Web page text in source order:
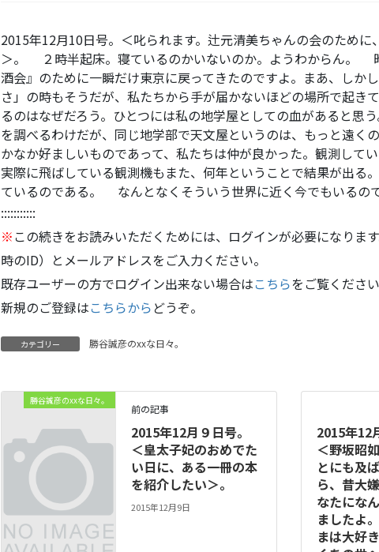
2015年12月10日号。＜叱られます。辻元清美ちゃんの会のため
＞。 ２時半起床。寝ているのかいないのか。ようわからん。
酒会』のために一瞬だけ東京に戻ってきたのですよ。まあ、し
さ」の時もそうだが、私たちから手が届かないほどの場所で起き
るのはなぜだろう。ひとつには私の地学屋としての血があると思
を調べるわけだが、同じ地学部で天文屋というのは、もっと遠く
かなか好ましいものであって、私たちは仲が良かった。観測して
実際に飛ばしている観測機もまた、何年ということで結果が出る
ているのである。 なんとなくそういう世界に近く今でもいるの
:::::::::::
※ この続きをお読みいただくためには、ログインが必要になりま
時のID）とメールアドレスをご入力ください。
既存ユーザーの方でログイン出来ない場合はこちらをご覧ください
新規のご登録はこちらから どうぞ。
カテゴリー 勝谷誠彦のxxな日々。
勝谷誠彦のxxな日々。
前の記事
2015年12月９日号。
＜皇太子妃のおめでた
い日に、ある一冊の本
を紹介したい＞。
2015年12月9日
2015年12
＜野坂昭
とにも及
ら、昔大
なたにな
ましたよ
まは大好